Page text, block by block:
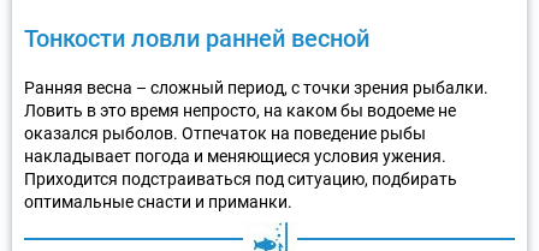
Тонкости ловли ранней весной
Ранняя весна – сложный период, с точки зрения рыбалки.
Ловить в это время непросто, на каком бы водоеме не
оказался рыболов. Отпечаток на поведение рыбы
накладывает погода и меняющиеся условия ужения.
Приходится подстраиваться под ситуацию, подбирать
оптимальные снасти и приманки.